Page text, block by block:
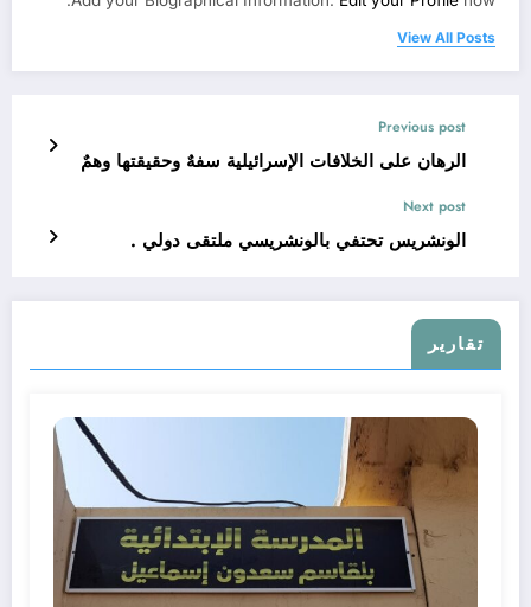
View All Posts
Previous post
الرهان على الخلافات الإسرائيلية سفهٌ وحقيقتها وهمٌ
Next post
الونشريس تحتفي بالونشريسي ملتقى دولي .
تقارير